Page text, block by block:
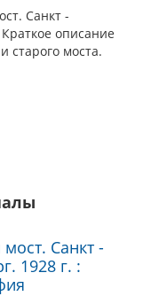
Санкт -
описание
старого моста.
мост. Санкт -
1928 г. :